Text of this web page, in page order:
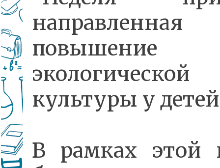
повышение
экологической
культуры у
В рамках этой